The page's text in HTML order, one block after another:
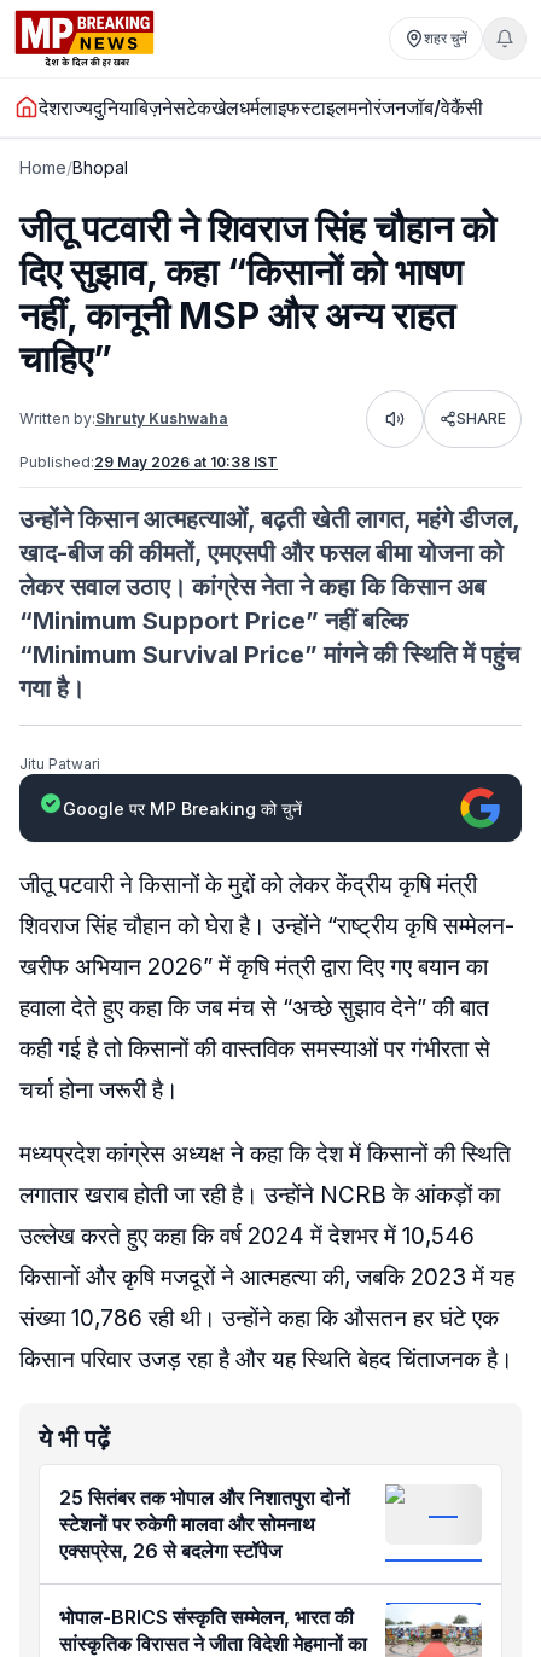
शहर चुनें
देशराज्यदुनियाबिज़नेसटेकखेलधर्मलाइफस्टाइलमनोरंजनजॉब/वेकैंसी
Home/Bhopal
जीतू पटवारी ने शिवराज सिंह चौहान को
दिए सुझाव, कहा “किसानों को भाषण
नहीं, कानूनी MSP और अन्य राहत
चाहिए”
Written by:Shruty Kushwaha Listen SHARE
Published:29 May 2026 at 10:38 IST
उन्होंने किसान आत्महत्याओं, बढ़ती खेती लागत, महंगे डीजल,
खाद-बीज की कीमतों, एमएसपी और फसल बीमा योजना को
लेकर सवाल उठाए। कांग्रेस नेता ने कहा कि किसान अब
“Minimum Support Price” नहीं बल्कि
“Minimum Survival Price” मांगने की स्थिति में पहुंच
गया है।
Jitu Patwari
Google पर MP Breaking को चुनें
जीतू पटवारी ने किसानों के मुद्दों को लेकर केंद्रीय कृषि मंत्री
शिवराज सिंह चौहान को घेरा है। उन्होंने “राष्ट्रीय कृषि सम्मेलन-
खरीफ अभियान 2026” में कृषि मंत्री द्वारा दिए गए बयान का
हवाला देते हुए कहा कि जब मंच से “अच्छे सुझाव देने” की बात
कही गई है तो किसानों की वास्तविक समस्याओं पर गंभीरता से
चर्चा होना जरूरी है।
मध्यप्रदेश कांग्रेस अध्यक्ष ने कहा कि देश में किसानों की स्थिति
लगातार खराब होती जा रही है। उन्होंने NCRB के आंकड़ों का
उल्लेख करते हुए कहा कि वर्ष 2024 में देशभर में 10,546
किसानों और कृषि मजदूरों ने आत्महत्या की, जबकि 2023 में यह
संख्या 10,786 रही थी। उन्होंने कहा कि औसतन हर घंटे एक
किसान परिवार उजड़ रहा है और यह स्थिति बेहद चिंताजनक है।
ये भी पढ़ें
25 सितंबर तक भोपाल और निशातपुरा दोनों
स्टेशनों पर रुकेगी मालवा और सोमनाथ
एक्सप्रेस, 26 से बदलेगा स्टॉपेज
भोपाल-BRICS संस्कृति सम्मेलन, भारत की
सांस्कृतिक विरासत ने जीता विदेशी मेहमानों का